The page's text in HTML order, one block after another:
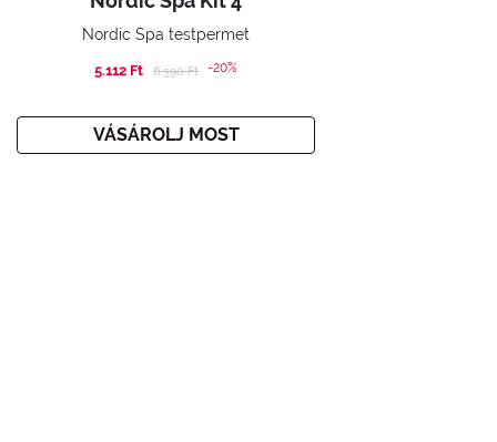
Nordic Spa testpermet
5.112 Ft Price reduced from
6.390 Ftto-20%
VÁSÁROLJ MOST